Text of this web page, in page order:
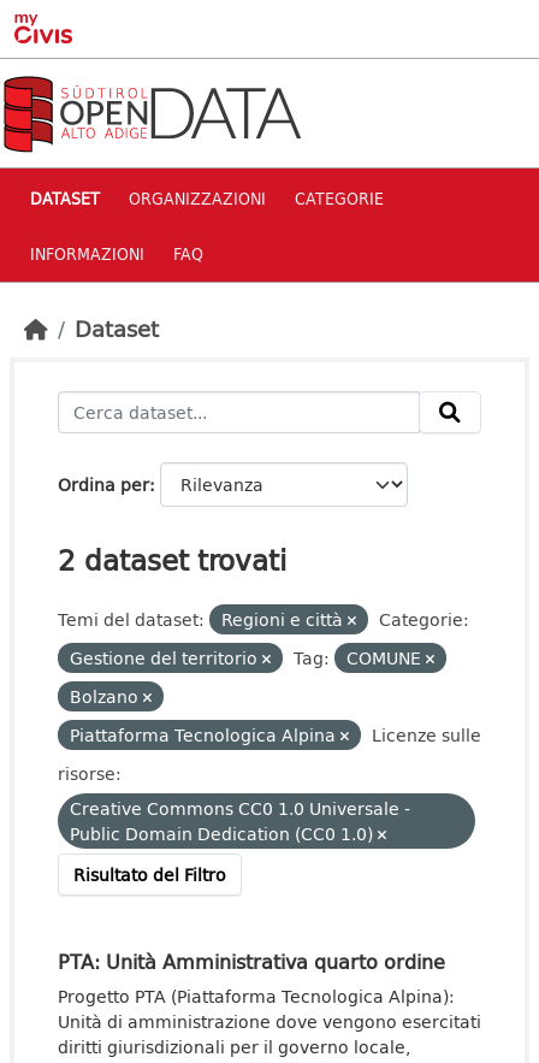
Skip to main content
DATASET ORGANIZZAZIONI CATEGORIE
INFORMAZIONI FAQ
Dataset
Ordina per
2 dataset trovati
Temi del dataset: Regioni e città
Categorie:
Gestione del territorio
Tag:
COMUNE
Bolzano
Piattaforma Tecnologica Alpina
Licenze sulle
risorse:
Creative Commons CC0 1.0 Universale -
Public Domain Dedication (CC0 1.0)
Risultato del Filtro
PTA: Unità Amministrativa quarto ordine
Progetto PTA (Piattaforma Tecnologica Alpina):
Unità di amministrazione dove vengono esercitati
diritti giurisdizionali per il governo locale,